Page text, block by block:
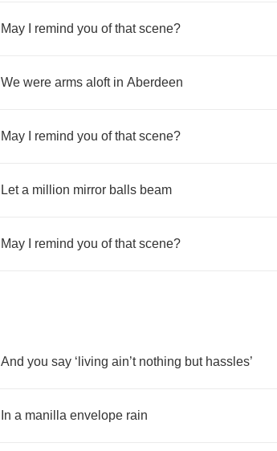
May remind you of that scene?
We were arms aloft in Aberdeen
May remind you of that scene?
Let a million mirror balls beam
May remind you of that scene?
And you say ‘ living ain’t nothing but hassles’
In a manilla envelope rain